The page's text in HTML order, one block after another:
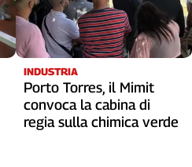
INDUSTRIA
Porto Torres, il Mimit
convoca la cabina di
regia sulla chimica verde